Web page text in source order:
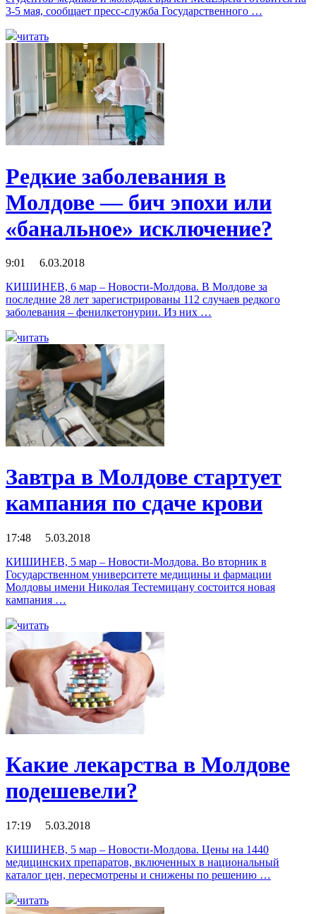
3-5 мая, сообщает пресс-служба Государственного …
читать
Редкие заболевания в
Молдове — бич эпохи или
«банальное» исключение?
9:01 6.03.2018
КИШИНЕВ, 6 мар – Новости-Молдова. В Молдове за
последние 28 лет зарегистрированы 112 случаев редкого
заболевания – фенилкетонурии. Из них …
читать
Завтра в Молдове стартует
кампания по сдаче крови
17:48 5.03.2018
КИШИНЕВ, 5 мар – Новости-Молдова. Во вторник в
Государственном университете медицины и фармации
Молдовы имени Николая Тестемицану состоится новая
кампания …
читать
Какие лекарства в Молдове
подешевели?
17:19 5.03.2018
КИШИНЕВ, 5 мар – Новости-Молдова. Цены на 1440
медицинских препаратов, включенных в национальный
каталог цен, пересмотрены и снижены по решению …
читать